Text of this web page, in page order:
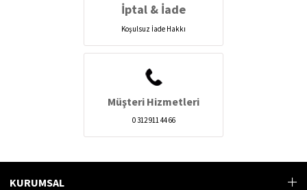
İptal & İade
Koşulsuz İade Hakkı
Müşteri Hizmetleri
0 312 911 44 66
KURUMSAL